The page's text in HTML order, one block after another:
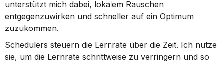
unterstützt mich dabei, lokalem Rauschen
entgegenzuwirken und schneller auf ein Optimum
zuzukommen.
Schedulers steuern die Lernrate über die Zeit. Ich nutze
sie, um die Lernrate schrittweise zu verringern und so